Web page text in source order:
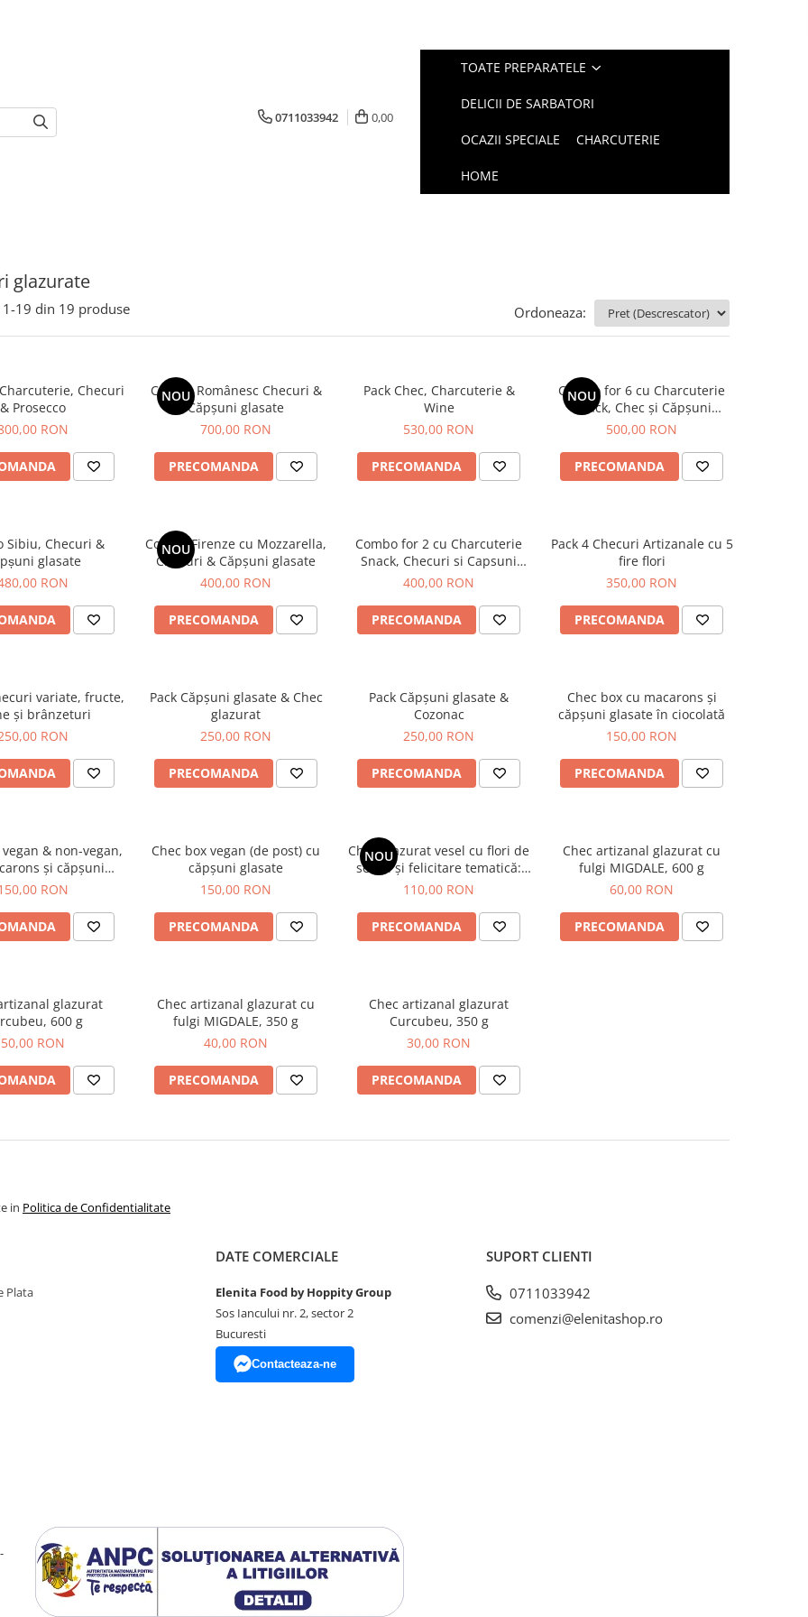
0711033942 0,00
TOATE PREPARATELE
DELICII DE SARBATORI
OCAZII SPECIALE CHARCUTERIE
HOME
glazurate
1-19 din 19 produse Ordoneaza:
Checuri
& Prosecco
RON
NOU
Combo Românesc Checuri &
Căpșuni glasate
700,00 RON
PRECOMANDA
Pack Chec, Charcuterie &
Wine
530,00 RON
PRECOMANDA
NOU
Combo for 6 cu Charcuterie
Snack, Chec și Căpșuni
glasate
500,00 RON
PRECOMANDA
Sibiu, Checuri &
glasate
RON
NOU
Combo Firenze cu Mozzarella,
Checuri & Căpșuni glasate
400,00 RON
PRECOMANDA
Combo for 2 cu Charcuterie
Snack, Checuri si Capsuni
glasate
400,00 RON
PRECOMANDA
Pack 4 Checuri Artizanale cu 5
fire flori
350,00 RON
PRECOMANDA
variate, fructe,
și brânzeturi
RON
Pack Căpșuni glasate & Chec
glazurat
250,00 RON
PRECOMANDA
Pack Căpșuni glasate &
Cozonac
250,00 RON
PRECOMANDA
Chec box cu macarons și
căpșuni glasate în ciocolată
150,00 RON
PRECOMANDA
vegan & non-vegan,
și căpșuni
glasateRON
Chec box vegan (de post) cu
căpșuni glasate
150,00 RON
PRECOMANDA
NOU
Chec glazurat vesel cu flori de
sezon și felicitare tematică:
Fericire Împachetată.
110,00 RON
PRECOMANDA
Chec artizanal glazurat cu
fulgi MIGDALE, 600 g
60,00 RON
PRECOMANDA
glazurat
600 g
50,00 RON
Chec artizanal glazurat cu
fulgi MIGDALE, 350 g
40,00 RON
PRECOMANDA
Chec artizanal glazurat
Curcubeu, 350 g
30,00 RON
PRECOMANDA
in Politica de Confidentialitate
Plata
DATE COMERCIALE
Elenita Food by Hoppity Group
Sos Iancului nr. 2, sector 2
Bucuresti
Contacteaza-ne
SUPORT CLIENTI
0711033942
comenzi@elenitashop.ro